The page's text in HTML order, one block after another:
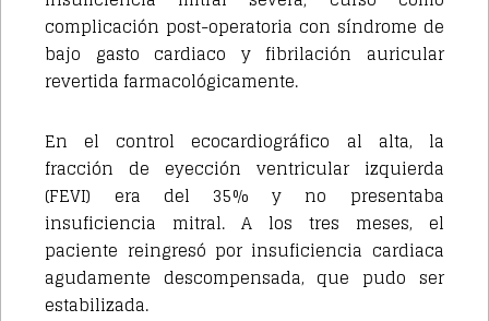
complicación post-operatoria con síndrome de
bajo gasto cardiaco y fibrilación auricular
revertida farmacológicamente.
En el control ecocardiográfico al alta, la
fracción de eyección ventricular izquierda
(FEVI) era del 35% y no presentaba
insuficiencia mitral. A los tres meses, el
paciente reingresó por insuficiencia cardiaca
agudamente descompensada, que pudo ser
estabilizada.